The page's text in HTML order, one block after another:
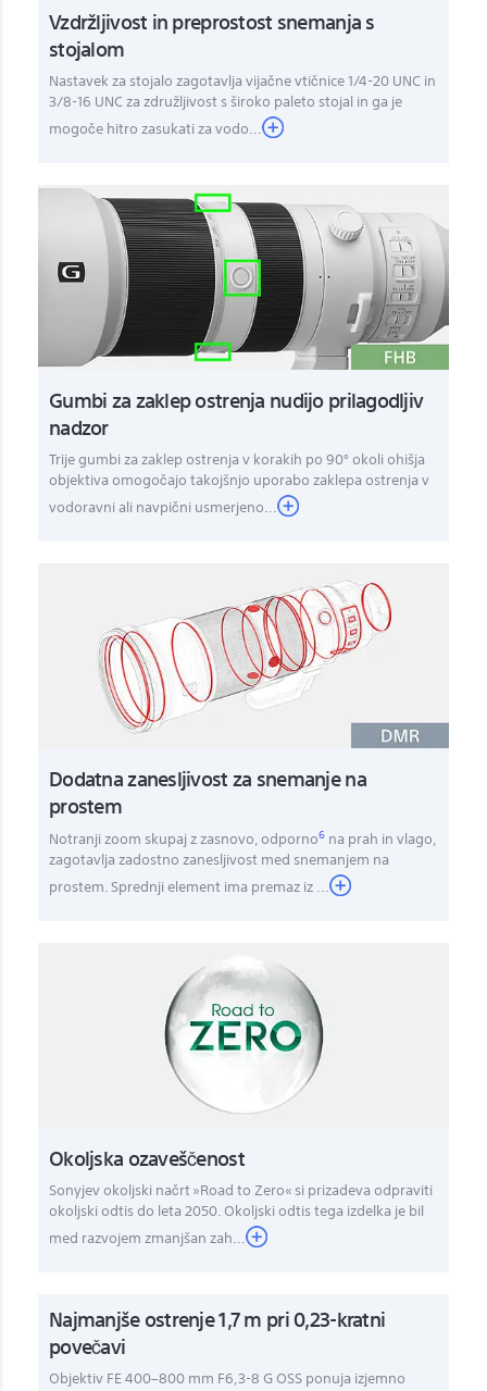
Vzdržljivost in preprostost snemanja s
stojalom
Nastavek za stojalo zagotavlja vijačne vtičnice 1/4-20 UNC in
3/8-16 UNC za združljivost s široko paleto stojal in ga je
mogoče hitro zasukati za vodo...
Gumbi za zaklep ostrenja nudijo prilagodljiv
nadzor
Trije gumbi za zaklep ostrenja v korakih po 90° okoli ohišja
objektiva omogočajo takojšnjo uporabo zaklepa ostrenja v
vodoravni ali navpični usmerjeno...
Dodatna zanesljivost za snemanje na
prostem
Notranji zoom skupaj z zasnovo, odporno6na prah in vlago,
zagotavlja zadostno zanesljivost med snemanjem na
prostem. Sprednji element ima premaz iz...
Okoljska ozaveščenost
Sonyjev okoljski načrt »Road to Zero« si prizadeva odpraviti
okoljski odtis do leta 2050. Okoljski odtis tega izdelka je bil
med razvojem zmanjšan zah...
Najmanjše ostrenje 1,7 m pri 0,23-kratni
povečavi
Objektiv FE 400–800 mm F6,3-8 G OSS ponuja izjemno